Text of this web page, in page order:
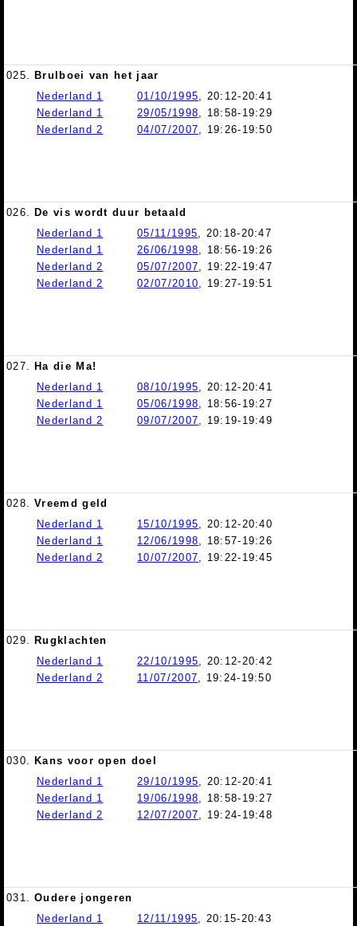
025. Brulboei van het jaar
Nederland 1
01/10/1995, 20:12-20:41
Nederland 1
29/05/1998, 18:58-19:29
Nederland 2
04/07/2007, 19:26-19:50
026. De vis wordt duur betaald
Nederland 1
05/11/1995, 20:18-20:47
Nederland 1
26/06/1998, 18:56-19:26
Nederland 2
05/07/2007, 19:22-19:47
Nederland 2
02/07/2010, 19:27-19:51
027. Ha die Ma!
Nederland 1
08/10/1995, 20:12-20:41
Nederland 1
05/06/1998, 18:56-19:27
Nederland 2
09/07/2007, 19:19-19:49
028. Vreemd geld
Nederland 1
15/10/1995, 20:12-20:40
Nederland 1
12/06/1998, 18:57-19:26
Nederland 2
10/07/2007, 19:22-19:45
029. Rugklachten
Nederland 1
22/10/1995, 20:12-20:42
Nederland 2
11/07/2007, 19:24-19:50
030. Kans voor open doel
Nederland 1
29/10/1995, 20:12-20:41
Nederland 1
19/06/1998, 18:58-19:27
Nederland 2
12/07/2007, 19:24-19:48
031. Oudere jongeren
Nederland 1
12/11/1995, 20:15-20:43